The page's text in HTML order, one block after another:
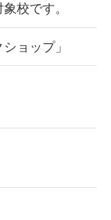
校です。
ョップ」